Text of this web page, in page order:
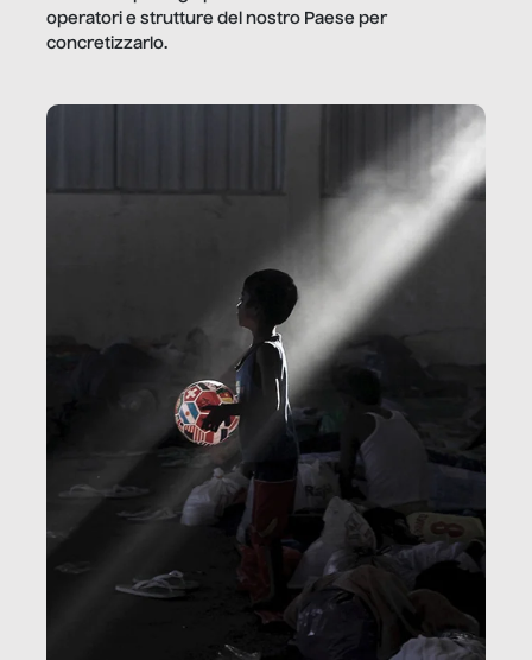
operatori e strutture del nostro Paese per
concretizzarlo.